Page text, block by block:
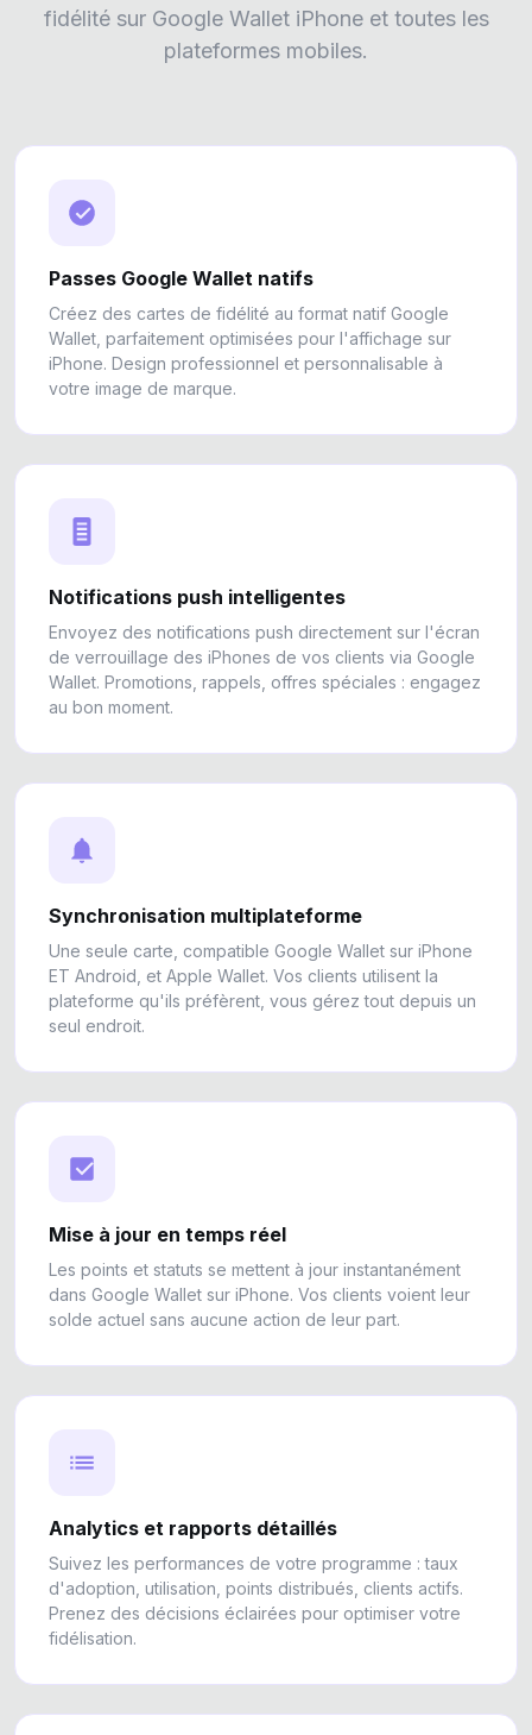
fidélité sur Google Wallet iPhone et toutes les
plateformes mobiles.
Passes Google Wallet natifs
Créez des cartes de fidélité au format natif Google
Wallet, parfaitement optimisées pour l'affichage sur
iPhone. Design professionnel et personnalisable à
votre image de marque.
Notifications push intelligentes
Envoyez des notifications push directement sur l'écran
de verrouillage des iPhones de vos clients via Google
Wallet. Promotions, rappels, offres spéciales : engagez
au bon moment.
Synchronisation multiplateforme
Une seule carte, compatible Google Wallet sur iPhone
ET Android, et Apple Wallet. Vos clients utilisent la
plateforme qu'ils préfèrent, vous gérez tout depuis un
seul endroit.
Mise à jour en temps réel
Les points et statuts se mettent à jour instantanément
dans Google Wallet sur iPhone. Vos clients voient leur
solde actuel sans aucune action de leur part.
Analytics et rapports détaillés
Suivez les performances de votre programme : taux
d'adoption, utilisation, points distribués, clients actifs.
Prenez des décisions éclairées pour optimiser votre
fidélisation.